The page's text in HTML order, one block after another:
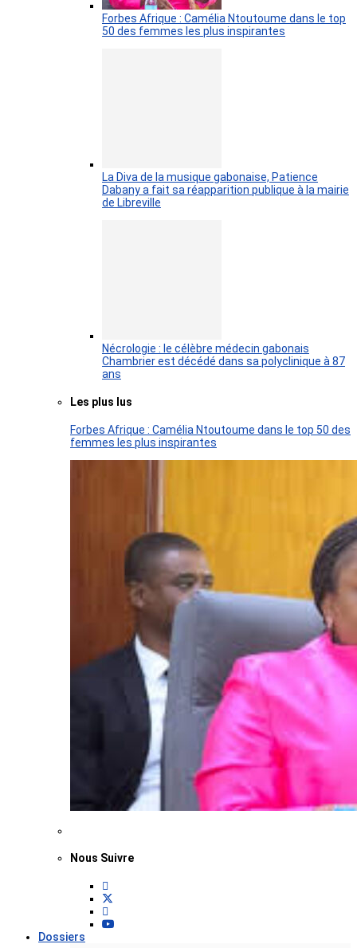
Forbes Afrique : Camélia Ntoutoume dans le top
50 des femmes les plus inspirantes
La Diva de la musique gabonaise, Patience
Dabany a fait sa réapparition publique à la mairie
de Libreville
Nécrologie : le célèbre médecin gabonais
Chambrier est décédé dans sa polyclinique à 87
ans
Les plus lus
Forbes Afrique : Camélia Ntoutoume dans le top 50 des
femmes les plus inspirantes
Nous Suivre
Dossiers